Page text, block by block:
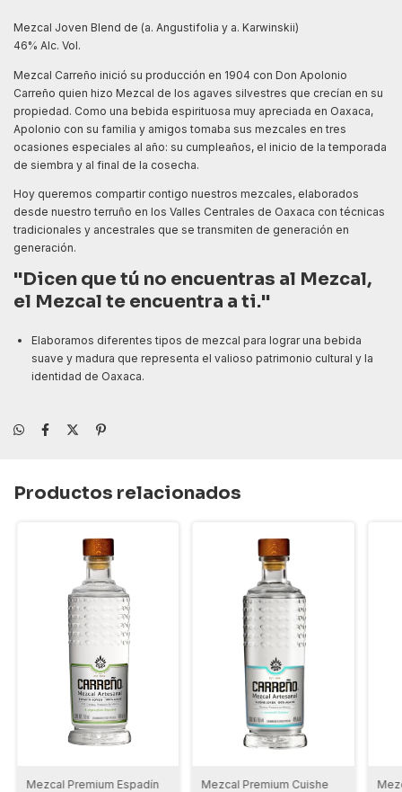
Mezcal Joven Blend de (a. Angustifolia y a. Karwinskii)
46% Alc. Vol.
Mezcal Carreño inició su producción en 1904 con Don Apolonio
Carreño quien hizo Mezcal de los agaves silvestres que crecían en su
propiedad. Como una bebida espirituosa muy apreciada en Oaxaca,
Apolonio con su familia y amigos tomaba sus mezcales en tres
ocasiones especiales al año: su cumpleaños, el inicio de la temporada
de siembra y al final de la cosecha.
Hoy queremos compartir contigo nuestros mezcales, elaborados
desde nuestro terruño en los Valles Centrales de Oaxaca con técnicas
tradicionales y ancestrales que se transmiten de generación en
generación.
"Dicen que tú no encuentras al Mezcal,
el Mezcal te encuentra a ti."
Elaboramos diferentes tipos de mezcal para lograr una bebida
suave y madura que representa el valioso patrimonio cultural y la
identidad de Oaxaca.
Productos relacionados
Mezcal Premium Espadín Mezcal Premium Cuishe